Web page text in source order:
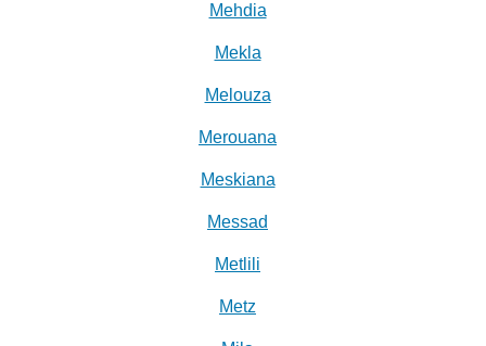
Mehdia
Mekla
Melouza
Merouana
Meskiana
Messad
Metlili
Metz